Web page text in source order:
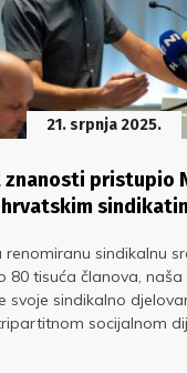
21. srpnja 2025.
pristupio
hrvatskim
renomiranu sindikalnu
80 tisuća članova,
svoje sindikalno
socijalnom